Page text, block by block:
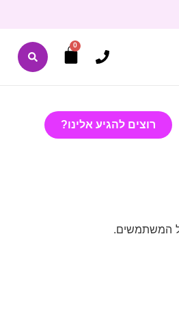
0
רוצים להגיע אלינו?